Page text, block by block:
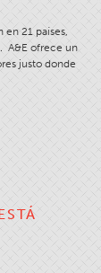
21 países,
A&E ofrece un
justo donde